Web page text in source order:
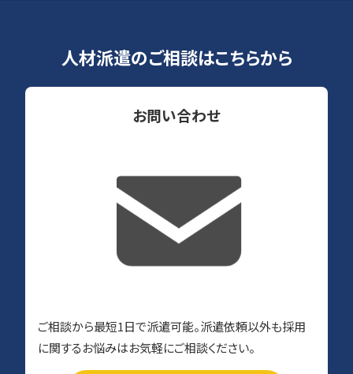
人材派遣のご相談はこちらから
お問い合わせ
ご相談から最短1日で派遣可能。派遣依頼以外も採用
に関するお悩みはお気軽にご相談ください。